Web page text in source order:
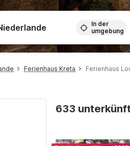
In der
umgebung
Ferienhaus Kreta Ferienhaus
633